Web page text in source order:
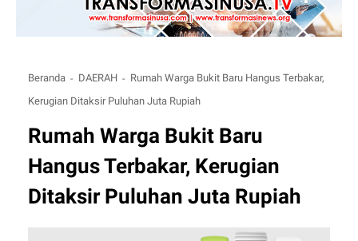
Beranda DAERAH
Rumah Warga Bukit Baru Hangus Terbakar,
Kerugian Ditaksir Puluhan Juta Rupiah
Rumah Warga Bukit Baru
Hangus Terbakar, Kerugian
Ditaksir Puluhan Juta Rupiah